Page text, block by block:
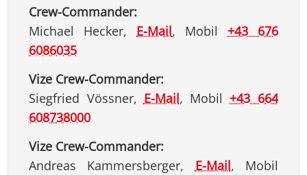
Crew-Commander:
Michael Hecker, E-Mail, Mobil +43 676
6086035
Vize Crew-Commander:
Siegfried Vössner, E-Mail, Mobil +43 664
608738000
Vize Crew-Commander:
Andreas Kammersberger, E-Mail, Mobil